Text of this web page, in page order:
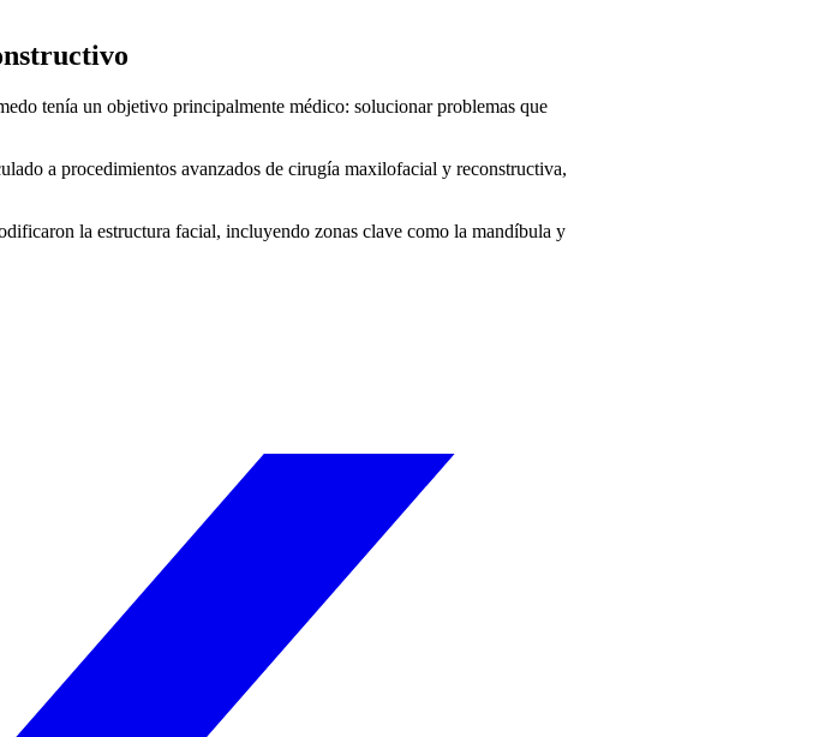
tenía un objetivo principalmente médico: solucionar problemas que
a procedimientos avanzados de cirugía maxilofacial y reconstructiva,
la estructura facial, incluyendo zonas clave como la mandíbula y